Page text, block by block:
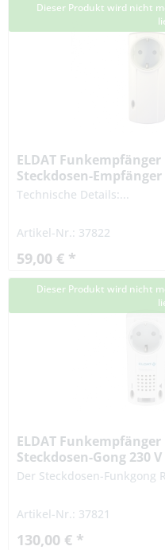
Dieser Produkt wird nicht
ELDAT Funkempfänger
Steckdosen-Empfänger
Technische Details:...
Artikel-Nr.: 37822
59,00 € *
Dieser Produkt wird nicht
ELDAT Funkempfänger
Steckdosen-Gong 230 V
Der Steckdosen-Funkgong
Artikel-Nr.: 37821
130,00 € *